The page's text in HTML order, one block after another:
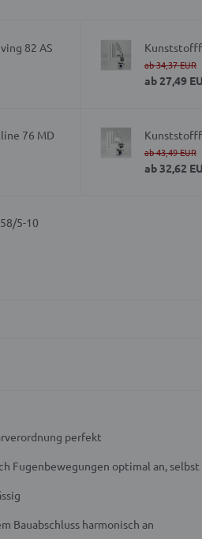
82 AS
ab34,37 EUR
ab27,49
76 MD
ab43,49 EUR
ab32,62
5-10
perfekt
Fugenbewegungen optimal an,
Bauabschluss harmonisch an